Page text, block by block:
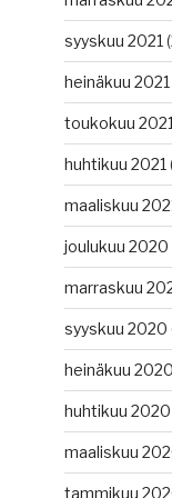
syyskuu 2021
heinäkuu 2021
toukokuu
huhtikuu 2021
maaliskuu
joulukuu 2020
marraskuu
syyskuu 2020
heinäkuu
huhtikuu 2020
maaliskuu
tammikuu